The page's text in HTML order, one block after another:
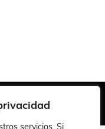
servicios. Si